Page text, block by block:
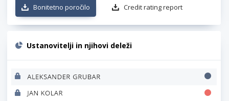
Bonitetno poročilo Credit rating report
Ustanovitelji in njihovi deleži